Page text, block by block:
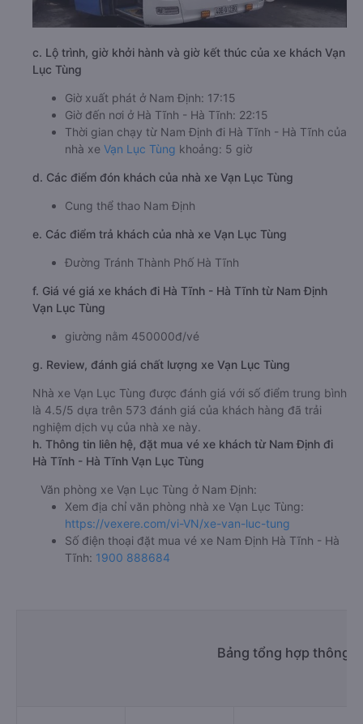
c. Lộ trình, giờ khởi hành và giờ kết thúc của xe khách Vạn
Lục Tùng
Giờ xuất phát ở Nam Định: 17:15
Giờ đến nơi ở Hà Tĩnh - Hà Tĩnh: 22:15
Thời gian chạy từ Nam Định đi Hà Tĩnh - Hà Tĩnh của
nhà xe Vạn Lục Tùng khoảng: 5 giờ
d. Các điểm đón khách của nhà xe Vạn Lục Tùng
Cung thể thao Nam Định
e. Các điểm trả khách của nhà xe Vạn Lục Tùng
Đường Tránh Thành Phố Hà Tĩnh
f. Giá vé giá xe khách đi Hà Tĩnh - Hà Tĩnh từ Nam Định
Vạn Lục Tùng
giường nằm 450000đ/vé
g. Review, đánh giá chất lượng xe Vạn Lục Tùng
Nhà xe Vạn Lục Tùng được đánh giá với số điểm trung bình
là 4.5/5 dựa trên 573 đánh giá của khách hàng đã trải
nghiệm dịch vụ của nhà xe này.
h. Thông tin liên hệ, đặt mua vé xe khách từ Nam Định đi
Hà Tĩnh - Hà Tĩnh Vạn Lục Tùng
Văn phòng xe Vạn Lục Tùng ở Nam Định:
Xem địa chỉ văn phòng nhà xe Vạn Lục Tùng:
https://vexere.com/vi-VN/xe-van-luc-tung
Số điện thoại đặt mua vé xe Nam Định Hà Tĩnh - Hà
Tĩnh: 1900 888684
Bảng tổng hợp thông